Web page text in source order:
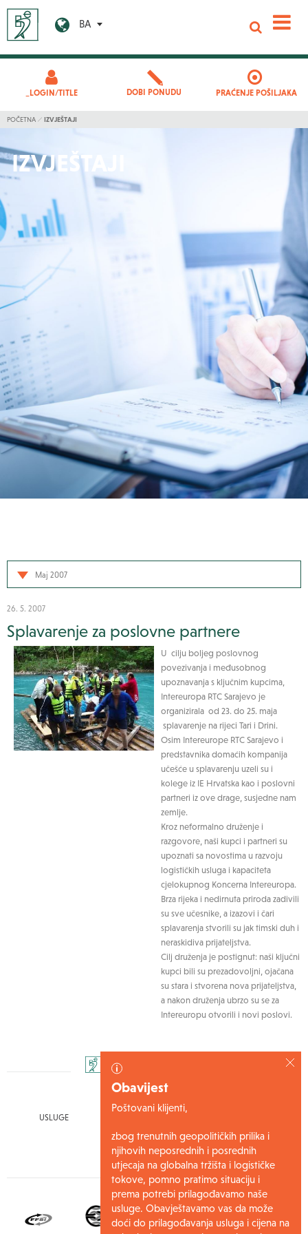
BA
_LOGIN/TITLE DOBI PONUDU PRAĆENJE POŠILJAKA
POČETNA IZVJEŠTAJI
IZVJEŠTAJI
Maj 2007
26. 5. 2007
Splavarenje za poslovne partnere
U cilju boljeg poslovnog
povezivanja i međusobnog
upoznavanja s ključnim kupcima,
Intereuropa RTC Sarajevo je
organizirala od 23. do 25. maja
splavarenje na rijeci Tari i Drini.
Osim Intereurope RTC Sarajevo i
predstavnika domaćih kompanija
učešće u splavarenju uzeli su i
kolege iz IE Hrvatska kao i poslovni
partneri iz ove drage, susjedne nam
zemlje.
Kroz neformalno druženje i
razgovore, naši kupci i partneri su
upoznati sa novostima u razvoju
logističkih usluga i kapaciteta
cjelokupnog Koncerna Intereuropa.
Brza rijeka i nedirnuta priroda zadivili
su sve učesnike, a izazovi i čari
splavarenja stvorili su jak timski duh i
neraskidiva prijateljstva.
Cilj druženja je postignut: naši ključni
kupci bili su prezadovoljni, ojačana
su stara i stvorena nova prijateljstva,
a nakon druženja ubrzo su se za
Intereuropu otvorili i novi poslovi.
USLUGE
WEB22 NARUDŽBE
Obavijest
Poštovani klijenti,
zbog trenutnih geopolitičkih prilika i
njihovih neposrednih i posrednih
utjecaja na globalna tržišta i logističke
tokove, pomno pratimo situaciju i
prema potrebi prilagođavamo naše
usluge. Obavještavamo vas da može
doći do prilagođavanja usluga i cijena na